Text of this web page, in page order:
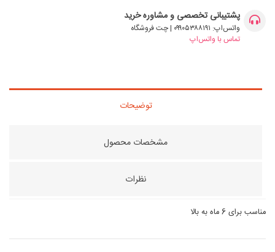
پشتیبانی تخصصی و مشاوره خرید
واتس‌اپ: ۰۹۹۰۵۳۸۸۱۹۱ | چت فروشگاه
تماس با واتس‌اپ
توضیحات
مشخصات محصول
نظرات
مناسب برای 6 ماه به بالا